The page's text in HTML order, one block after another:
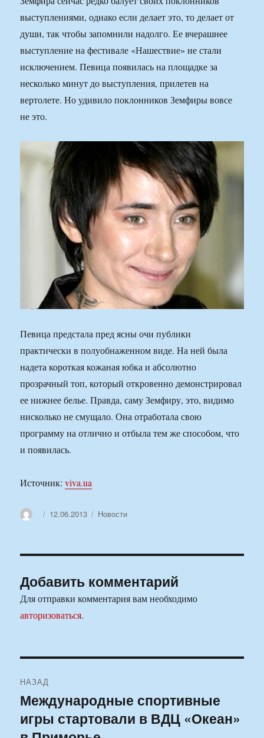
выступлениями, однако если делает это, то делает от
души, так чтобы запомнили надолго. Ее вчерашнее
выступление на фестивале «Нашествие» не стали
исключением. Певица появилась на площадке за
несколько минут до выступления, прилетев на
вертолете. Но удивило поклонников Земфиры вовсе
не это.
Певица предстала пред ясны очи публики
практически в полуобнаженном виде. На ней была
надета короткая кожаная юбка и абсолютно
прозрачный топ, который откровенно демонстрировал
ее нижнее белье. Правда, саму Земфиру, это, видимо
нисколько не смущало. Она отработала свою
программу на отлично и отбыла тем же способом, что
и появилась.
Источник:viva.ua
АвторОпубликовано
12.06.2013 Рубрики
Новости
Добавить комментарий
Для отправки комментария вам необходимо
авторизоваться.
по
записям
НАЗАД
Предыдущая
запись:
Международные спортивные
игры стартовали в ВДЦ «Океан»